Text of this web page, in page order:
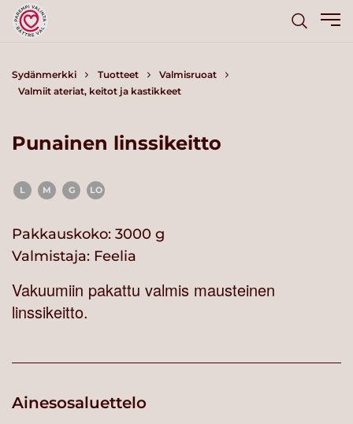
Sydänmerkki Tuotteet
Valmisruoat
Valmiit ateriat, keitot ja kastikkeet
Punainen linssikeitto
L M G LO
Pakkauskoko: 3000 g
Valmistaja: Feelia
Vakuumiin pakattu valmis mausteinen
linssikeitto.
Ainesosaluettelo